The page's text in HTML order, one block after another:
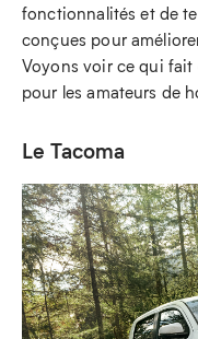
fonctionnalités et de
conçues pour
Voyons voir ce qui
pour les amateurs de
Le Tacoma